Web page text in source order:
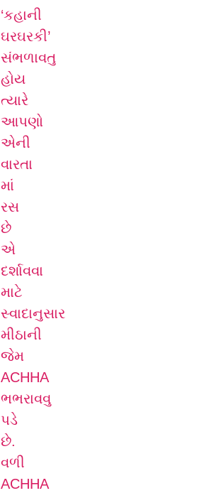
‘કહાની
ઘરઘરકી’
સંભળાવતુ
હોય
ત્યારે
આપણો
એની
વારતા
માં
રસ
છે
એ
દર્શાવવા
માટે
સ્વાદાનુસાર
મીઠાની
જેમ
ACHHA
ભભરાવવુ
પડે
છે.
વળી
ACHHA